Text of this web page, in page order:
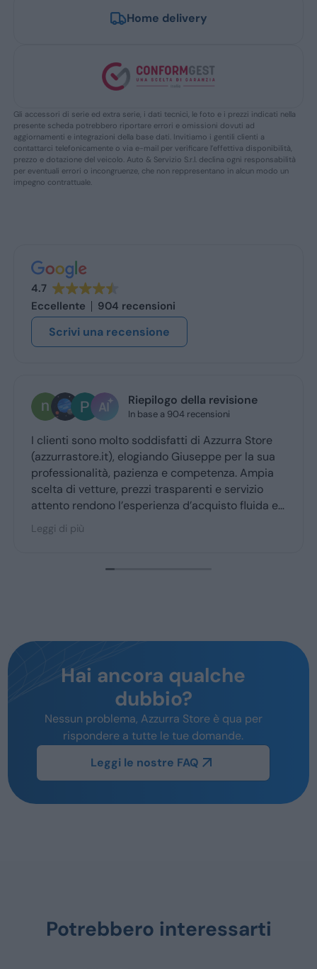
Home delivery
Gli accessori di serie ed extra serie, i dati tecnici, le foto e i prezzi indicati nella
presente scheda potrebbero riportare errori e omissioni dovuti ad
aggiornamenti e integrazioni della base dati. Invitiamo i gentili clienti a
contattarci telefonicamente o via e-mail per verificare l’effettiva disponibilità,
prezzo e dotazione del veicolo. Auto & Servizio S.r.l. declina ogni responsabilità
per eventuali errori o incongruenze, che non reppresentano in alcun modo un
impegno contrattuale.
4.7
Eccellente
904 recensioni
Scrivi una recensione
Riepilogo della revisione
In base a 904 recensioni
sono molto soddisfatti di Azzurra Store
elogiando Giuseppe per la sua
pazienza e competenza. Ampia
vetture, prezzi trasparenti e servizio
rendono l’esperienza d’acquisto fluida e
per la maggior parte degli utenti.
Hai ancora qualche
dubbio?
Nessun problema, Azzurra Store è qua per
rispondere a tutte le tue domande.
Leggi le nostre FAQ
Potrebbero interessarti